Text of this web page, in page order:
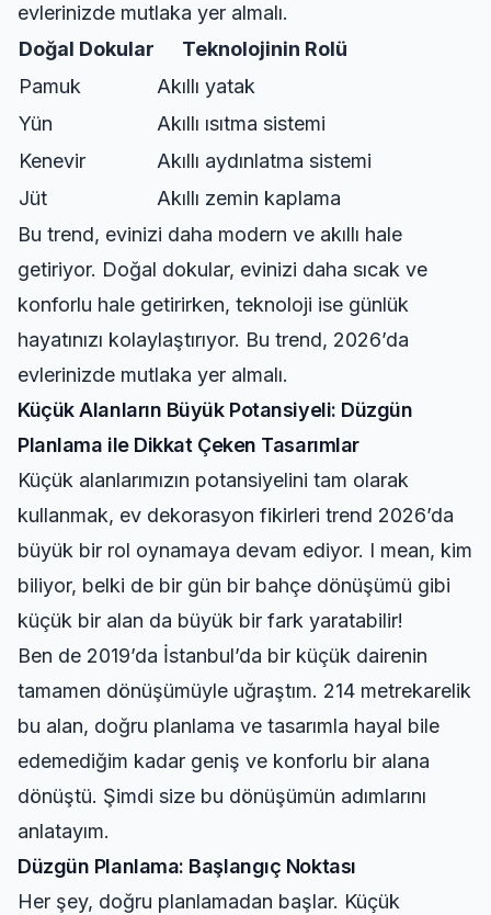
evlerinizde mutlaka yer almalı.
Doğal Dokular
Teknolojinin Rolü
Pamuk
Akıllı yatak
Yün
Akıllı ısıtma sistemi
Kenevir
Akıllı aydınlatma sistemi
Jüt
Akıllı zemin kaplama
Bu trend, evinizi daha modern ve akıllı hale
getiriyor. Doğal dokular, evinizi daha sıcak ve
konforlu hale getirirken, teknoloji ise günlük
hayatınızı kolaylaştırıyor. Bu trend, 2026’da
evlerinizde mutlaka yer almalı.
Küçük Alanların Büyük Potansiyeli: Düzgün
Planlama ile Dikkat Çeken Tasarımlar
Küçük alanlarımızın potansiyelini tam olarak
kullanmak, ev dekorasyon fikirleri trend 2026’da
büyük bir rol oynamaya devam ediyor. I mean, kim
biliyor, belki de bir gün bir bahçe dönüşümü gibi
küçük bir alan da büyük bir fark yaratabilir!
Ben de 2019’da İstanbul’da bir küçük dairenin
tamamen dönüşümüyle uğraştım. 214 metrekarelik
bu alan, doğru planlama ve tasarımla hayal bile
edemediğim kadar geniş ve konforlu bir alana
dönüştü. Şimdi size bu dönüşümün adımlarını
anlatayım.
Düzgün Planlama: Başlangıç Noktası
Her şey, doğru planlamadan başlar. Küçük